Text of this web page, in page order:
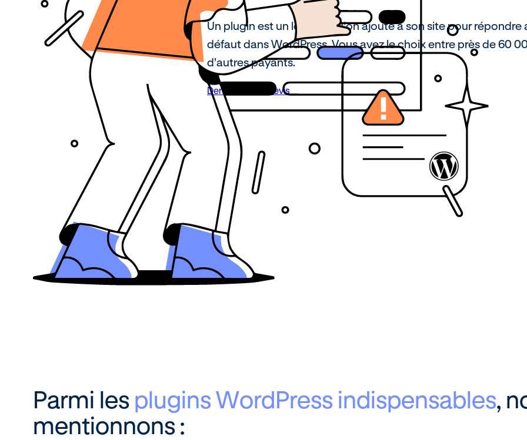
Un plugin est un logiciel qu’on ajoute à son site pour
défaut dans WordPress. Vous avez le choix entre près de 60
d’autres payants.
Demandez un devis
Parmi les plugins WordPress indispensables,
mentionnons :